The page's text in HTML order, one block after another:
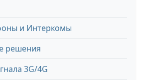
и Интеркомы
решения
3G/4G